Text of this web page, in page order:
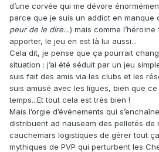
d’une corvée qui me dévore
parce que je suis un addict en manque
peur de le dire...) mais comme
apporter, le jeu en est là lui aussi...
Cela dit, je pense que ça pourrait
situation : j’ai été séduit par un jeu
suis fait des amis via les clubs et les
suis amusé avec les ligues, bien que
temps...Et tout cela est très bien !
Mais l’orgie d’événements qui
distribuent ad nauseam des pelletés de
cauchemars logistiques de gérer tout
mythiques de PVP qui perturbent les